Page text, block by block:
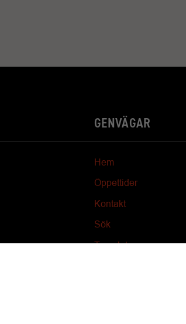
GENVÄGAR
Hem
Öppettider
Kontakt
Sök
Translate page